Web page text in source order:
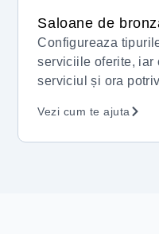
Saloane de
Configureaza
serviciile oferite, iar
serviciul și ora
Vezi cum te ajuta